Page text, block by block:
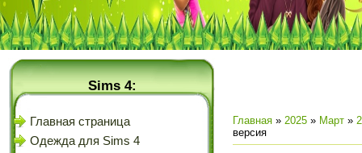
Sims 4:
Главная страница
Одежда для Sims 4
Главная » 2025 » Март »
версия